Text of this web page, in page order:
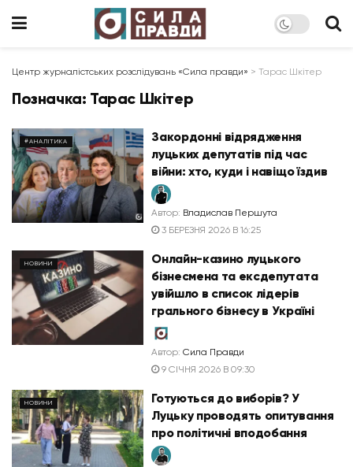
Центр журналістських розслідувань «Сила правди» > Тарас Шкітер
Позначка: Тарас Шкітер
#АНАЛІТИКА
Закордонні відрядження
луцьких депутатів під час
війни: хто, куди і навіщо їздив
Автор: Владислав Першута
3 БЕРЕЗНЯ 2026 В 16:25
НОВИНИ
Онлайн-казино луцького
бізнесмена та ексдепутата
увійшло в список лідерів
грального бізнесу в Україні
Автор: Сила Правди
9 СІЧНЯ 2026 В 09:30
НОВИНИ
Готуються до виборів? У
Луцьку проводять опитування
про політичні вподобання